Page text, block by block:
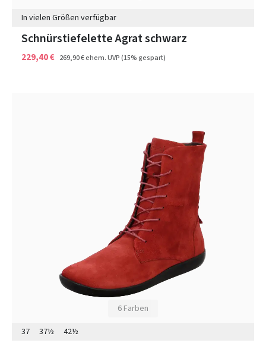
In vielen Größen verfügbar
Schnürstiefelette Agrat schwarz
229,40 € 269,90 €ehem. UVP(15% gespart)
6 Farben
37
37½ 42½